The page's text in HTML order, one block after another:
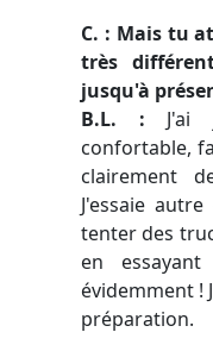
C. : Mais tu
très
jusqu'à
B.L. : J'ai
confortable,
clairement
J'essaie
tenter des
en
évidemment !
préparation.